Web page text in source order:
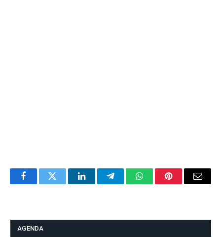
FacebookTwitter LinkedInTelegramWhatsAppPinterestEmail
AGENDA